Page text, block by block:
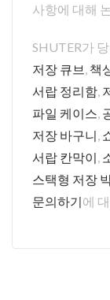
사항에 대해
SHUTER가
저장 큐브 , 책
서랍 정리함,
파일 케이스,
저장 바구니,
서랍 칸막이,
스택형 저장
문의하기에